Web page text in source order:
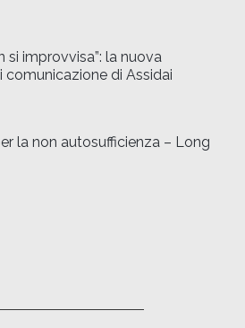
si improvvisa”: la nuova
comunicazione di Assidai
la non autosufficienza – Long